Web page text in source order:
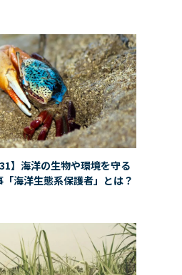
】海洋の生物や環境を守る
海洋生態系保護者」とは？